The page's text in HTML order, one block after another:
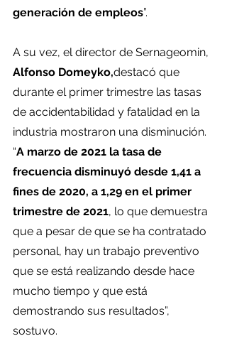
generación de empleos”.
A su vez, el director de Sernageomin,
Alfonso Domeyko,destacó que
durante el primer trimestre las tasas
de accidentabilidad y fatalidad en la
industria mostraron una disminución.
“A marzo de 2021 la tasa de
frecuencia disminuyó desde 1,41 a
fines de 2020, a 1,29 en el primer
trimestre de 2021, lo que demuestra
que a pesar de que se ha contratado
personal, hay un trabajo preventivo
que se está realizando desde hace
mucho tiempo y que está
demostrando sus resultados”,
sostuvo.